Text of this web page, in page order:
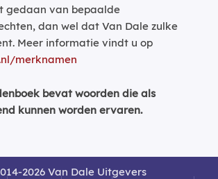
gedaan van bepaalde
dan wel dat Van Dale zulke
Meer informatie vindt u op
merknamen
bevat woorden die als
kunnen worden ervaren.
2026 Van Dale Uitgevers